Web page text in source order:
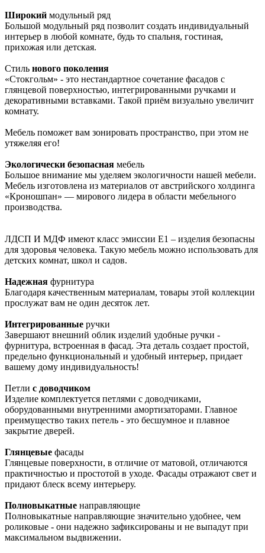
Широкий модульный ряд
Большой модульный ряд позволит создать индивидуальный
интерьер в любой комнате, будь то спальня, гостиная,
прихожая или детская.
Стиль нового поколения
«Стокгольм» - это нестандартное сочетание фасадов с
глянцевой поверхностью, интегрированными ручками и
декоративными вставками. Такой приём визуально увеличит
комнату.
Мебель поможет вам зонировать пространство, при этом не
утяжеляя его!
Экологически безопасная мебель
Большое внимание мы уделяем экологичности нашей мебели.
Мебель изготовлена из материалов от австрийского холдинга
«Кроношпан» — мирового лидера в области мебельного
производства.
ЛДСП И МДФ имеют класс эмиссии Е1 – изделия безопасны
для здоровья человека. Такую мебель можно использовать для
детских комнат, школ и садов.
Надежная фурнитура
Благодаря качественным материалам, товары этой коллекции
прослужат вам не один десяток лет.
Интегрированные ручки
Завершают внешний облик изделий удобные ручки -
фурнитура, встроенная в фасад. Эта деталь создает простой,
предельно функциональный и удобный интерьер, придает
вашему дому индивидуальность!
Петли с доводчиком
Изделие комплектуется петлями с доводчиками,
оборудованными внутренними амортизаторами. Главное
преимущество таких петель - это бесшумное и плавное
закрытие дверей.
Глянцевые фасады
Глянцевые поверхности, в отличие от матовой, отличаются
практичностью и простотой в уходе. Фасады отражают свет и
придают блеск всему интерьеру.
Полновыкатные направляющие
Полновыкатные направляющие значительно удобнее, чем
роликовые - они надежно зафиксированы и не выпадут при
максимальном выдвижении.